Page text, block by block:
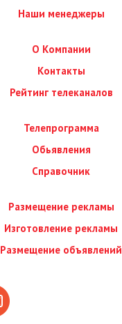
Наши менеджеры
О Компании
Контакты
Рейтинг телеканалов
Телепрограмма
Обьявления
Справочник
Размещение рекламы
Изготовление рекламы
Размещение объявлений